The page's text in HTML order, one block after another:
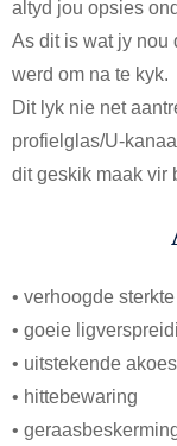
altyd jou opsies
As dit is wat jy nou
werd om na te kyk.
Dit lyk nie net
profielglas/U-
dit geskik maak vir
• verhoogde
• goeie
• uitstekende
• hittebewaring
•